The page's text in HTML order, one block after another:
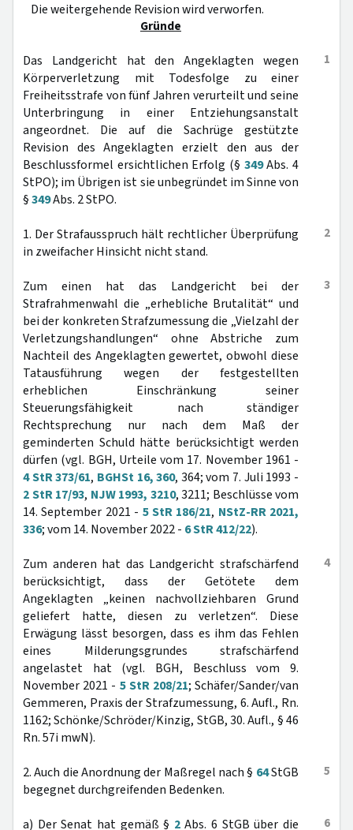
Die weitergehende Revision wird verworfen.
Gründe
1
Das Landgericht hat den Angeklagten wegen
Körperverletzung mit Todesfolge zu einer
Freiheitsstrafe von fünf Jahren verurteilt und seine
Unterbringung in einer Entziehungsanstalt
angeordnet. Die auf die Sachrüge gestützte
Revision des Angeklagten erzielt den aus der
Beschlussformel ersichtlichen Erfolg (§ 349Abs. 4
StPO); im Übrigen ist sie unbegründet im Sinne von
§349Abs. 2 StPO.
2
1. Der Strafausspruch hält rechtlicher Überprüfung
in zweifacher Hinsicht nicht stand.
3
Zum einen hat das Landgericht bei der
Strafrahmenwahl die „erhebliche Brutalität“ und
bei der konkreten Strafzumessung die „Vielzahl der
Verletzungshandlungen“ ohne Abstriche zum
Nachteil des Angeklagten gewertet, obwohl diese
Tatausführung wegen der festgestellten
erheblichen Einschränkung seiner
Steuerungsfähigkeit nach ständiger
Rechtsprechung nur nach dem Maß der
geminderten Schuld hätte berücksichtigt werden
dürfen (vgl. BGH, Urteile vom 17. November 1961 -
4 StR 373/61, BGHSt 16, 360, 364; vom 7. Juli 1993 -
2 StR 17/93, NJW 1993, 3210, 3211; Beschlüsse vom
14. September 2021 - 5 StR 186/21, NStZ-RR 2021,
336; vom 14. November 2022 - 6 StR 412/22).
4
Zum anderen hat das Landgericht strafschärfend
berücksichtigt, dass der Getötete dem
Angeklagten „keinen nachvollziehbaren Grund
geliefert hatte, diesen zu verletzen“. Diese
Erwägung lässt besorgen, dass es ihm das Fehlen
eines Milderungsgrundes strafschärfend
angelastet hat (vgl. BGH, Beschluss vom 9.
November 2021 - 5 StR 208/21; Schäfer/Sander/van
Gemmeren, Praxis der Strafzumessung, 6. Aufl., Rn.
1162; Schönke/Schröder/Kinzig, StGB, 30. Aufl., § 46
Rn. 57i mwN).
5
2. Auch die Anordnung der Maßregel nach § 64StGB
begegnet durchgreifenden Bedenken.
6
a) Der Senat hat gemäß § 2Abs. 6 StGB über die